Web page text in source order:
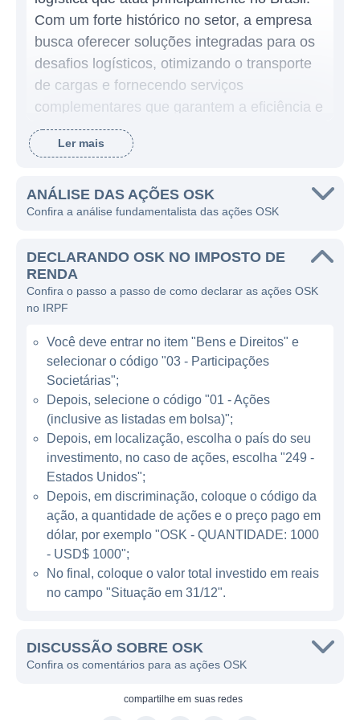
Com um forte histórico no setor, a empresa
busca oferecer soluções integradas para os
desafios logísticos, otimizando o transporte
de cargas e fornecendo serviços
complementares que garantem a eficiência e
agilidade na entrega dos seus produtos. A
OSK foca em atender a demanda crescente
comprometida com a qualidade e a
segurança dos serviços prestados.
A empresa se destaca em um setor que é
vital para a economia, já que o transporte e a
logística são elementos essenciais para
conectar mercados, otimizar operações e
reduzir custos operacionais. A OSK possui
uma ampla gama de serviços que abrangem
o transporte rodoviário, intermodal e
soluções de logística, permitindo que seus
clientes personalizem as opções conforme
suas necessidades específicas. Essa
flexibilidade é um diferencial importante da
companhia, ajudando-a a se adaptar às
mudanças do mercado e às exigências dos
clientes.
ATUAÇÃO DA OSK
principais empresas de transporte e logística,
desempenha um papel crucial na
movimentação de bens, desde produtos
Ler mais
ANÁLISE DAS AÇÕES OSK
Confira a análise fundamentalista das ações OSK
DECLARANDO OSK NO IMPOSTO DE
RENDA
Confira o passo a passo de como declarar as ações OSK
no IRPF
Você deve entrar no item "Bens e Direitos" e
selecionar o código "03 - Participações
Societárias";
Depois, selecione o código "01 - Ações
(inclusive as listadas em bolsa)";
Depois, em localização, escolha o país do seu
investimento, no caso de ações, escolha "249 -
Estados Unidos";
Depois, em discriminação, coloque o código da
ação, a quantidade de ações e o preço pago em
dólar, por exemplo "OSK - QUANTIDADE: 1000
- USD$ 1000";
No final, coloque o valor total investido em reais
no campo "Situação em 31/12".
DISCUSSÃO SOBRE OSK
Confira os comentários para as ações OSK
compartilhe em suas redes